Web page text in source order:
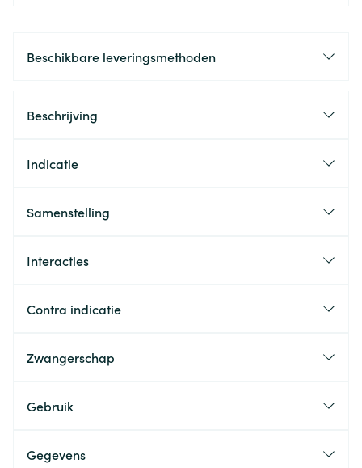
Beschikbare leveringsmethoden
Beschrijving
Indicatie
Samenstelling
Interacties
Contra indicatie
Zwangerschap
Gebruik
Gegevens